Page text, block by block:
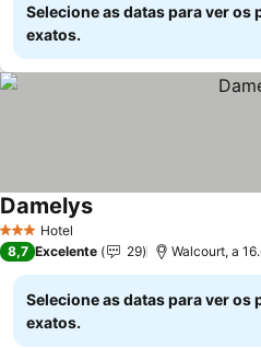
Selecione as datas para ver os
exatos.
3 EstrelasHotel
DamelysVer preços
8,7 Excelente 29 Walcourt, a
Selecione as datas para ver os
exatos.